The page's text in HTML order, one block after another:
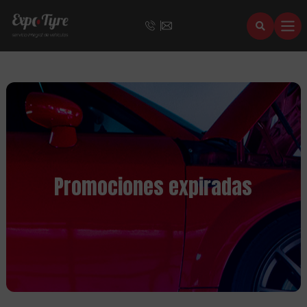
Promociones expiradas